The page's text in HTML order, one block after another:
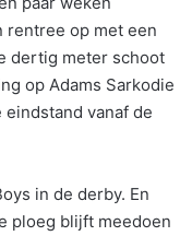
rentree op met een
dertig meter schoot
op Adams Sarkodie
eindstand vanaf de
in de derby. En
ploeg blijft meedoen